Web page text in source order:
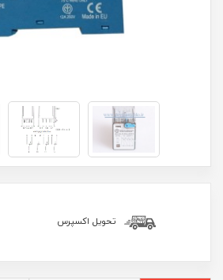
تحویل اکسپرس